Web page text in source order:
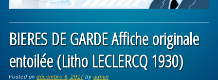
BIERES DE GARDE Affiche originale
entoilée (Litho LECLERCQ 1930)
Posted ondécembre 6, 2017 by admin